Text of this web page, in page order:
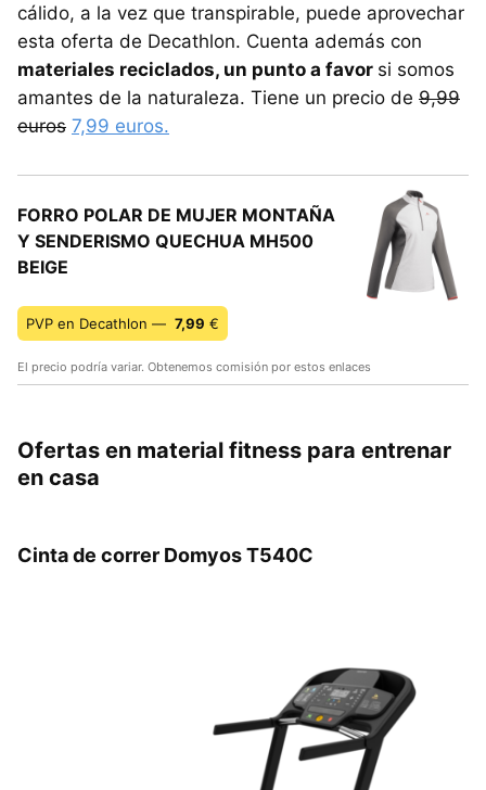
cálido, a la vez que transpirable, puede aprovechar
esta oferta de Decathlon. Cuenta además con
materiales reciclados, un punto a favor si somos
amantes de la naturaleza. Tiene un precio de 9,99
euros 7,99 euros.
FORRO POLAR DE MUJER MONTAÑA
Y SENDERISMO QUECHUA MH500
BEIGE
PVP en Decathlon — 7,99 €
El precio podría variar. Obtenemos comisión por estos enlaces
Ofertas en material fitness para entrenar
en casa
Cinta de correr Domyos T540C